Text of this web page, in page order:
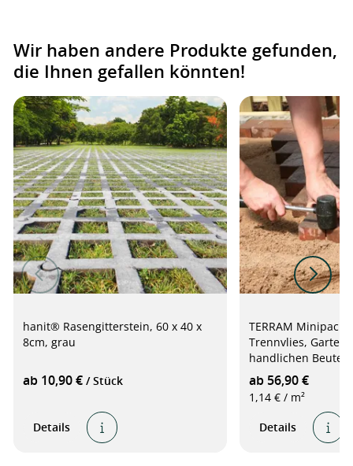
Wir haben andere Produkte gefunden,
die Ihnen gefallen könnten!
hanit® Rasengitterstein, 60 x 40 x
8cm, grau
ab 10,90 € / Stück
Details
TERRAM Minipack
Trennvlies,
handlichen Beutel
weiß
ab 56,90 €
1,14 € / m²
Details